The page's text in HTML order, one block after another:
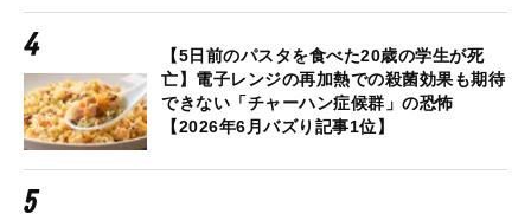
【5日前のパスタを食べた20歳の学生が死
亡】電子レンジの再加熱での殺菌効果も期待
できない「チャーハン症候群」の恐怖
【2026年6月バズり記事1位】